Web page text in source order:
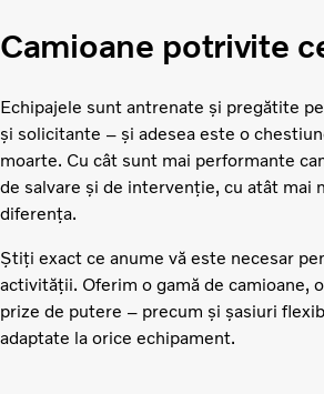
Camioane potrivite
Echipajele sunt antrenate și pregătite
și solicitante – și adesea este o
moarte. Cu cât sunt mai performante
de salvare și de intervenție, cu atât mai
diferența.
Știți exact ce anume vă este necesar
activității. Oferim o gamă de camioane,
prize de putere – precum și șasiuri
adaptate la orice echipament.